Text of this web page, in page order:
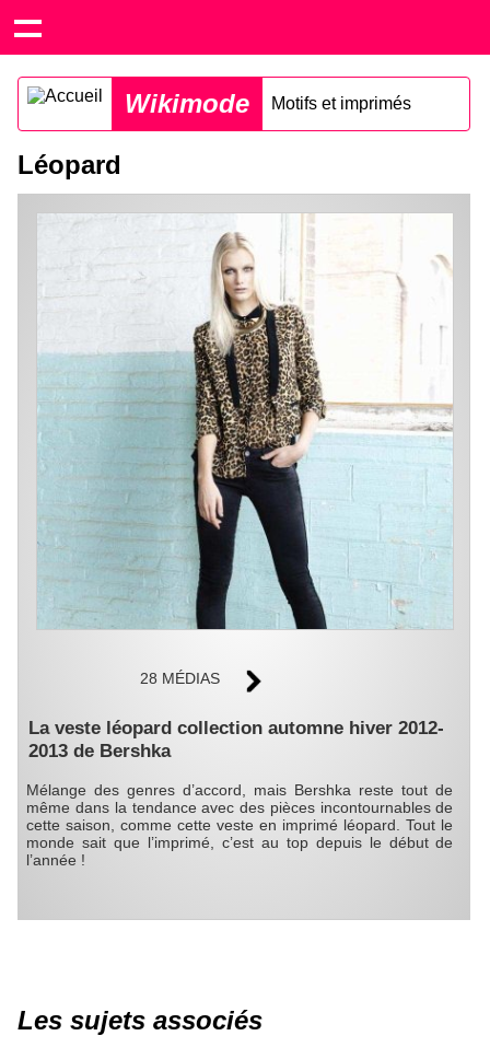
Wikimode Motifs et imprimés
Léopard
28 MÉDIAS
La veste léopard collection automne hiver 2012-
2013 de Bershka
Mélange des genres d’accord, mais Bershka reste tout de
même dans la tendance avec des pièces incontournables de
cette saison, comme cette veste en imprimé léopard. Tout le
monde sait que l’imprimé, c’est au top depuis le début de
l’année !
Les sujets associés